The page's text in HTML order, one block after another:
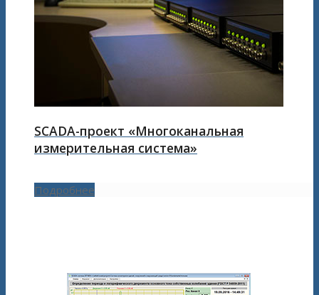
SCADA-проект «Многоканальная
измерительная система»
Подробнее